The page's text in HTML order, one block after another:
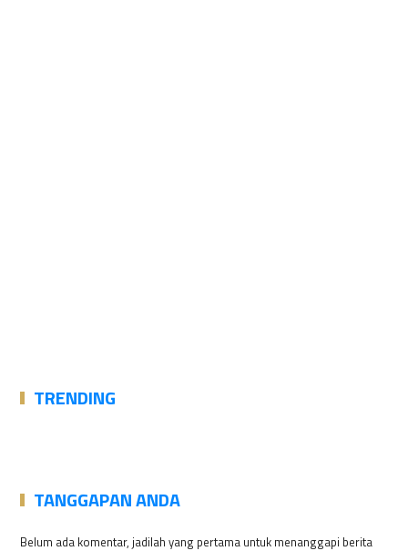
TRENDING
TANGGAPAN ANDA
Belum ada komentar, jadilah yang pertama untuk menanggapi berita